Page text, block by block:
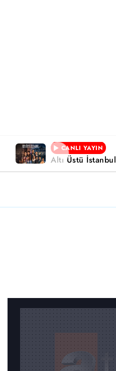
CANLI YAYIN
Altı Üstü İstanbul